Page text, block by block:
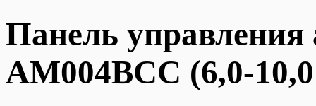
Панель
AM004BCC (6,0-